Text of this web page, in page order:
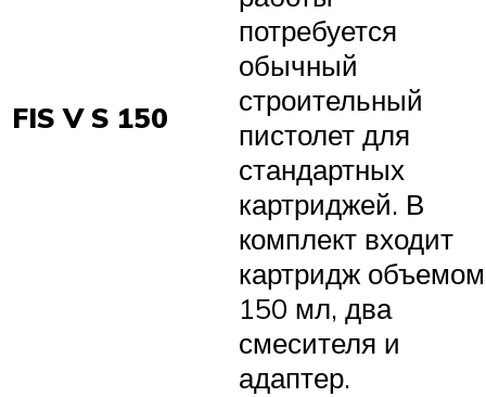
FIS V S 150
потребуется
обычный
строительный
пистолет для
стандартных
картриджей. В
комплект входит
картридж объемом
150 мл, два
смесителя и
адаптер.